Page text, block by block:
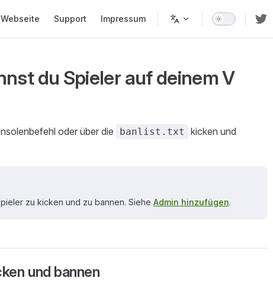
Webseite Support Impressum
du Spieler auf deinem V
oder über die banlist.txt
kicken und
zu kicken und zu bannen. Siehe Admin hinzufügen.
und bannen